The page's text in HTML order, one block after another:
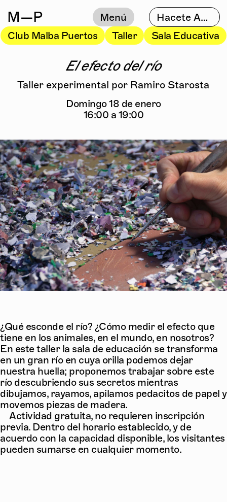
M—P Menú
Hacete Amigo
Club Malba Puertos
Taller Sala Educativa
El efecto del río
Taller experimental por Ramiro Starosta
Domingo 18 de enero
16:00 a 19:00
¿Qué esconde el río? ¿Cómo medir el efecto que
tiene en los animales, en el mundo, en nosotros?
En este taller la sala de educación se transforma
en un gran río en cuya orilla podemos dejar
nuestra huella; proponemos trabajar sobre este
río descubriendo sus secretos mientras
dibujamos, rayamos, apilamos pedacitos de papel y
movemos piezas de madera.
Actividad gratuita, no requieren inscripción
previa. Dentro del horario establecido, y de
acuerdo con la capacidad disponible, los visitantes
pueden sumarse en cualquier momento.